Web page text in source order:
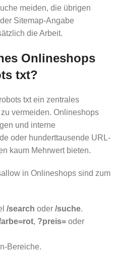
meiden, die übrigen
Sitemap-Angabe
die Arbeit.
Onlineshops
txt?
txt ein zentrales
vermeiden. Onlineshops
und interne
oder hunderttausende URL-
kaum Mehrwert bieten.
in Onlineshops sind zum
/search oder /suche.
, ?preis= oder
Bereiche.